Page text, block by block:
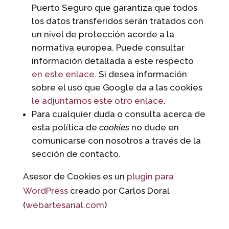
Puerto Seguro que garantiza que todos
los datos transferidos serán tratados con
un nivel de protección acorde a la
normativa europea. Puede consultar
información detallada a este respecto
en este enlace. Si desea información
sobre el uso que Google da a las cookies
le adjuntamos este otro enlace.
Para cualquier duda o consulta acerca de
esta política de cookiesno dude en
comunicarse con nosotros a través de la
sección de contacto.
Asesor de Cookies es un plugin para
WordPresscreado por Carlos Doral
(webartesanal.com)